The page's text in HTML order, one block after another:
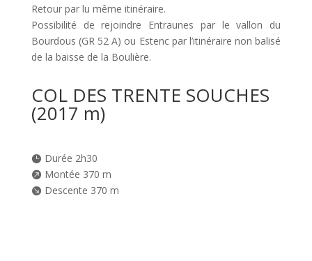
Retour par lu même itinéraire.
Possibilité de rejoindre Entraunes par le vallon du
Bourdous (GR 52 A) ou Estenc par l’itinéraire non balisé
de la baisse de la Boulière.
COL DES TRENTE SOUCHES
(2017 m)
 Durée 2h30
 Montée 370 m
 Descente 370 m